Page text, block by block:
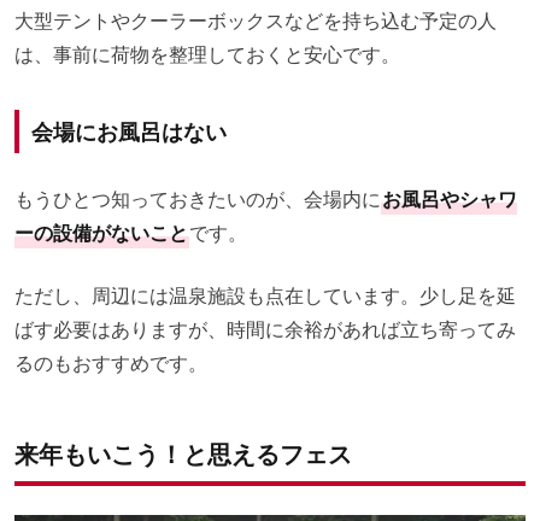
大型テントやクーラーボックスなどを持ち込む予定の人
は、事前に荷物を整理しておくと安心です。
会場にお風呂はない
もうひとつ知っておきたいのが、会場内にお風呂やシャワ
ーの設備がないことです。
ただし、周辺には温泉施設も点在しています。少し足を延
ばす必要はありますが、時間に余裕があれば立ち寄ってみ
るのもおすすめです。
来年もいこう！と思えるフェス